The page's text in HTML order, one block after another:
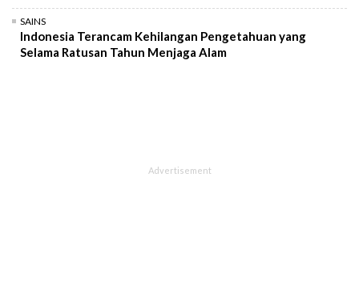
SAINS
Indonesia Terancam Kehilangan Pengetahuan yang
Selama Ratusan Tahun Menjaga Alam